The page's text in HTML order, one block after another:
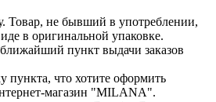
Товар, не бывший в употреблении,
в оригинальной упаковке.
пункт выдачи заказов
пункта, что хотите оформить
магазин "MILANA".